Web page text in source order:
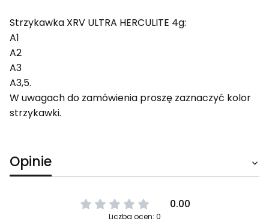
Strzykawka XRV ULTRA HERCULITE 4g:
A1
A2
A3
A3,5.
W uwagach do zamówienia proszę zaznaczyć kolor
strzykawki.
Opinie
0.00
Liczba ocen: 0